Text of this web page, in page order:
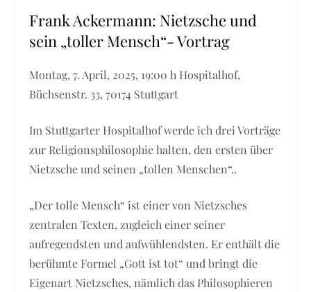
Frank Ackermann: Nietzsche und
sein „toller Mensch“- Vortrag
Montag, 7. April, 2025, 19:00 h Hospitalhof,
Büchsenstr. 33, 70174 Stuttgart
Im Stuttgarter Hospitalhof werde ich drei Vorträge
zur Religionsphilosophie halten, den ersten über
Nietzsche und seinen „tollen Menschen“..
„Der tolle Mensch“ ist einer von Nietzsches
zentralen Texten, zugleich einer seiner
aufregendsten und aufwühlendsten. Er enthält die
berühmte Formel „Gott ist tot“ und bringt die
Eigenart Nietzsches, nämlich das Philosophieren